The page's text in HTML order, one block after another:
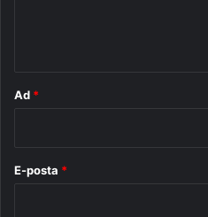
Ad *
E-posta *